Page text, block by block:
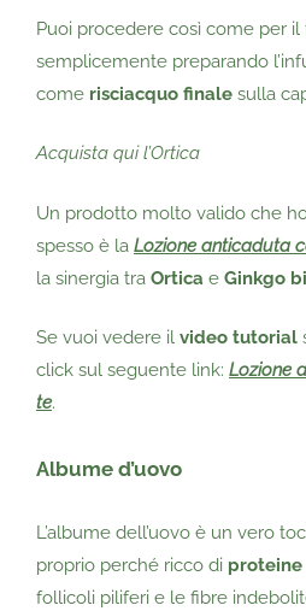
Puoi procedere così come per il
semplicemente preparando
come risciacquo finale sulla
Acquista qui l’Ortica
Un prodotto molto valido che
spesso è la Lozione anticaduta
la sinergia tra Ortica e Ginkgo
Se vuoi vedere il video tutorial
click sul seguente link: Lozione
te.
Albume d’uovo
L’albume dell’uovo è un vero
proprio perché ricco di proteine
follicoli piliferi e le fibre